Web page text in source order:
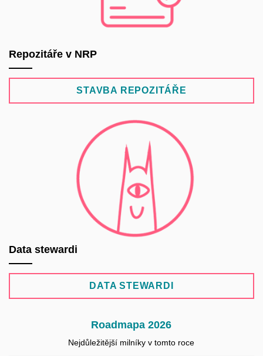
Repozitáře v NRP
STAVBA REPOZITÁŘE
Data stewardi
DATA STEWARDI
Roadmapa 2026
Nejdůležitější milníky v tomto roce